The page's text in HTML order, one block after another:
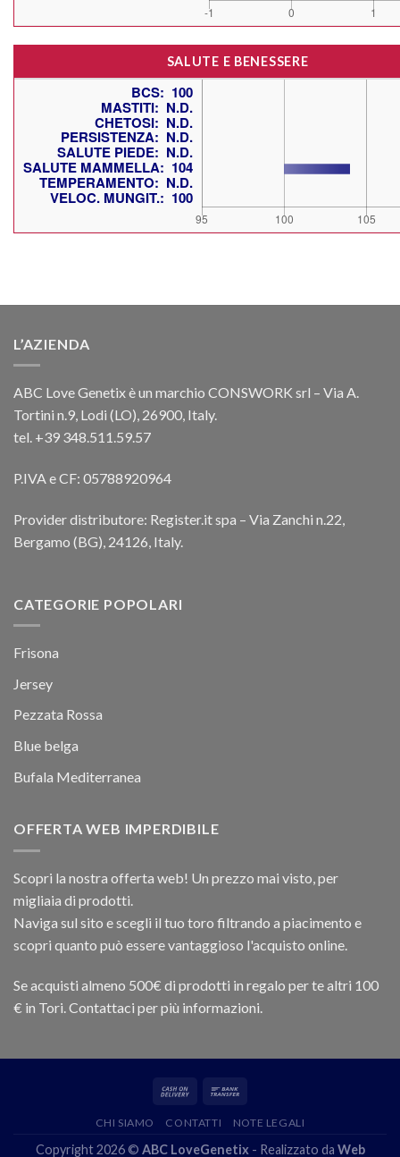
SALUTE E BENESSERE
L’AZIENDA
ABC Love Genetix è un marchio CONSWORK srl – Via A.
Tortini n.9, Lodi (LO), 26900, Italy.
tel. +39 348.511.59.57
P.IVA e CF: 05788920964
Provider distributore: Register.it spa – Via Zanchi n.22,
Bergamo (BG), 24126, Italy.
CATEGORIE POPOLARI
Frisona
Jersey
Pezzata Rossa
Blue belga
Bufala Mediterranea
OFFERTA WEB IMPERDIBILE
Scopri la nostra offerta web! Un prezzo mai visto, per
migliaia di prodotti.
Naviga sul sito e scegli il tuo toro filtrando a piacimento e
scopri quanto può essere vantaggioso l'acquisto online.
Se acquisti almeno 500€ di prodotti in regalo per te altri 100
€ in Tori. Contattaci per più informazioni.
CHI SIAMO CONTATTI NOTE LEGALI
Copyright 2026 © ABC LoveGenetix- Realizzato da Web